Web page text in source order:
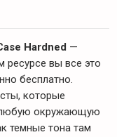
Hardned —
ресурсе вы все это
бесплатно.
которые
любую окружающую
темные тона там